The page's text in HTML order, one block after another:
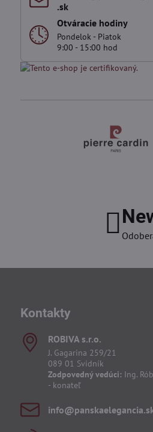
.sk
Otváracie hodiny
Pondelok - Piatok
9:00 - 15:00 hod
Kontakty
ROBIVA s​.r​.o​.
J. Gagarina 259/21
089 01 Svidník
Zodpovedný vedúci: Ing.
- konateľ